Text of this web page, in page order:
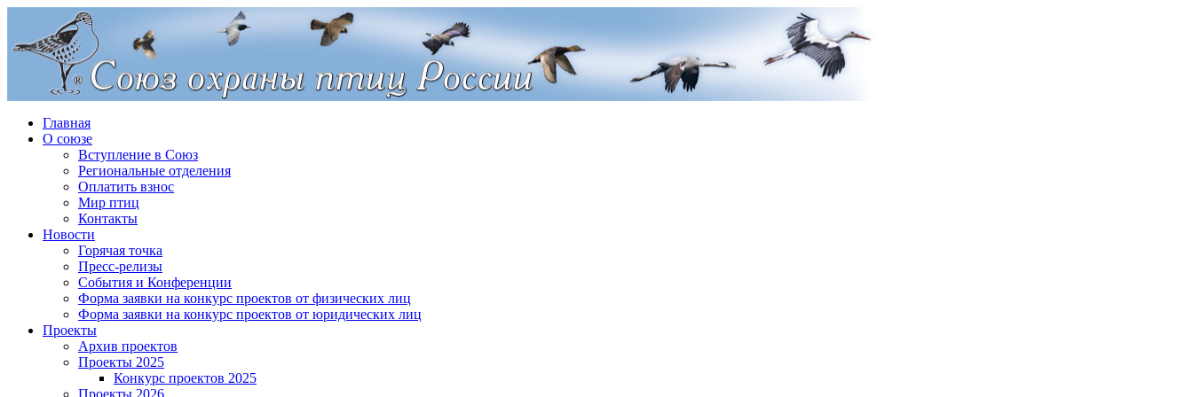
Главная
О союзе
Вступление в Союз
Региональные отделения
Оплатить взнос
Мир птиц
Контакты
Новости
Горячая точка
Пресс-релизы
События и Конференции
Форма заявки на конкурс проектов от физических лиц
Форма заявки на конкурс проектов от юридических лиц
Проекты
Архив проектов
Проекты 2025
Конкурс проектов 2025
Проекты 2026